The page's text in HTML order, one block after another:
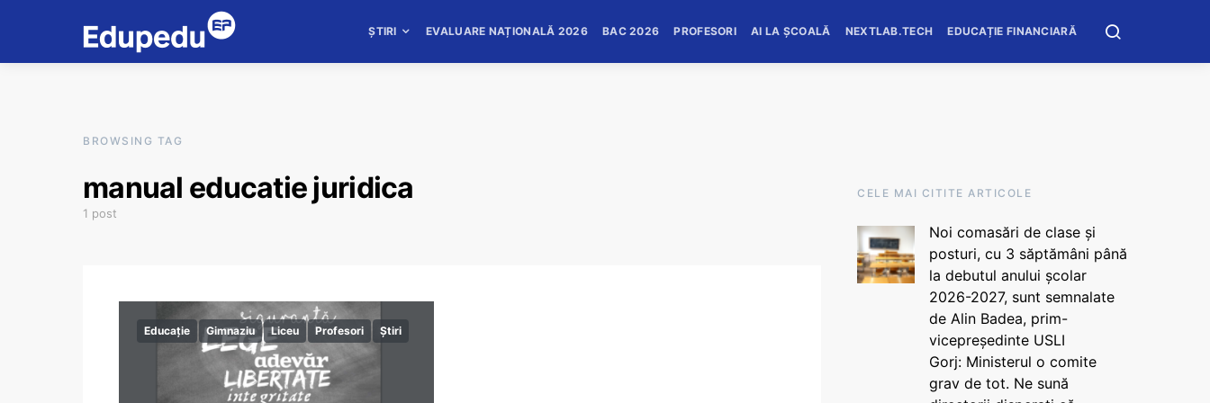
ȘTIRI EVALUARE NAȚIONALĂ 2026 BAC 2026 PROFESORI AI LA ȘCOALĂ NEXTLAB.TECH EDUCAȚIE FINANCIARĂ
BROWSING TAG
manual educatie juridica
1 post
Educație Gimnaziu Liceu Profesori Știri
CELE MAI CITITE ARTICOLE
Noi comasări de clase și
posturi, cu 3 săptămâni până
la debutul anului școlar
2026-2027, sunt semnalate
de Alin Badea, prim-
vicepreședinte USLI
Gorj: Ministerul o comite
grav de tot. Ne sună